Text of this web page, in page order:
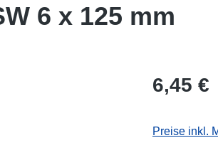
6 x 125 mm
Regulärer
6,45 €
Preise inkl.